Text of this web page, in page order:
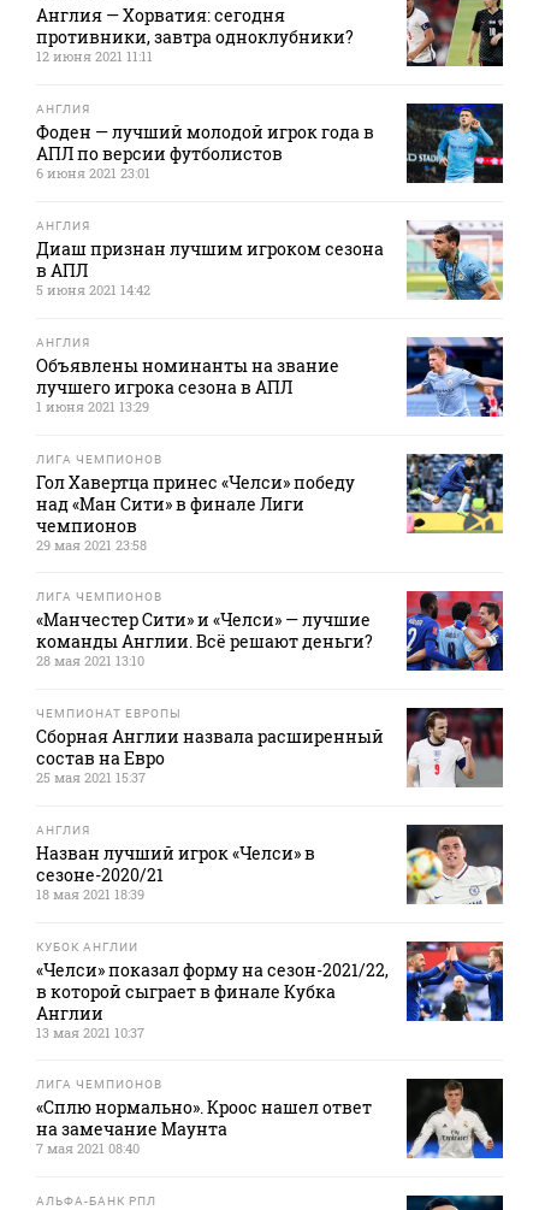
Англия — Хорватия: сегодня
противники, завтра одноклубники?
12 июня 2021 11:11
АНГЛИЯ
Фоден — лучший молодой игрок года в
АПЛ по версии футболистов
6 июня 2021 23:01
АНГЛИЯ
Диаш признан лучшим игроком сезона
в АПЛ
5 июня 2021 14:42
АНГЛИЯ
Объявлены номинанты на звание
лучшего игрока сезона в АПЛ
1 июня 2021 13:29
ЛИГА ЧЕМПИОНОВ
Гол Хавертца принес «Челси» победу
над «Ман Сити» в финале Лиги
чемпионов
29 мая 2021 23:58
ЛИГА ЧЕМПИОНОВ
«Манчестер Сити» и «Челси» — лучшие
команды Англии. Всё решают деньги?
28 мая 2021 13:10
ЧЕМПИОНАТ ЕВРОПЫ
Сборная Англии назвала расширенный
состав на Евро
25 мая 2021 15:37
АНГЛИЯ
Назван лучший игрок «Челси» в
сезоне-2020/21
18 мая 2021 18:39
КУБОК АНГЛИИ
«Челси» показал форму на сезон-2021/22,
в которой сыграет в финале Кубка
Англии
13 мая 2021 10:37
ЛИГА ЧЕМПИОНОВ
«Сплю нормально». Кроос нашел ответ
на замечание Маунта
7 мая 2021 08:40
АЛЬФА-БАНК РПЛ